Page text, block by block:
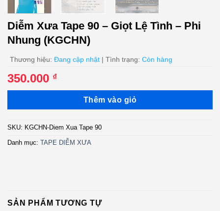
Diễm Xưa Tape 90 – Giọt Lệ Tình – Phi
Nhung (KGCHN)
Thương hiệu: Đang cập nhật | Tình trạng: Còn hàng
350.000 ₫
Thêm vào giỏ
SKU: KGCHN-Diem Xua Tape 90
Danh mục: TAPE DIỄM XƯA
SẢN PHẨM TƯƠNG TỰ